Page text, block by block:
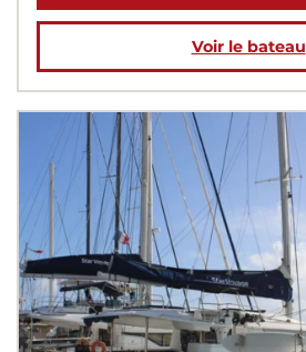
Voir le bateau